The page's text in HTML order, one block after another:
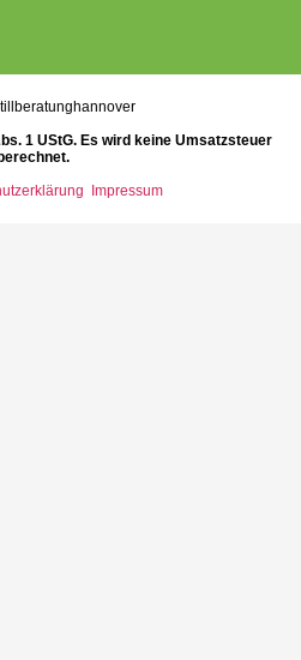
1 UStG. Es wird keine Umsatzsteuer
Impressum